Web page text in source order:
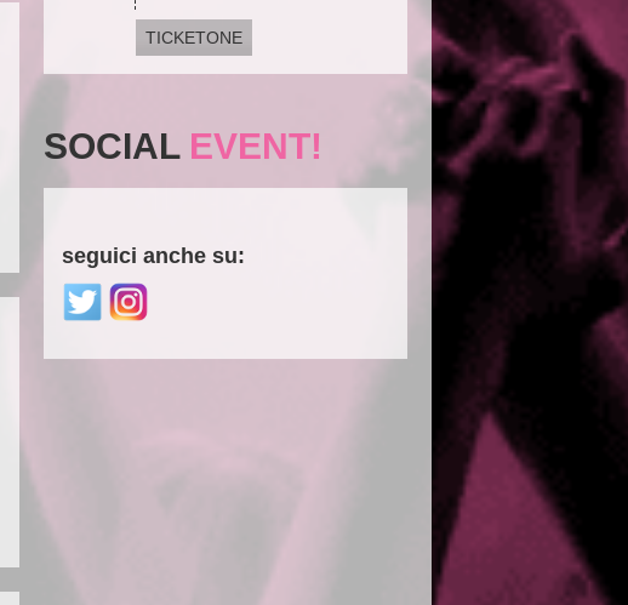
TICKETONE
SOCIALEVENT!
seguici anche su: